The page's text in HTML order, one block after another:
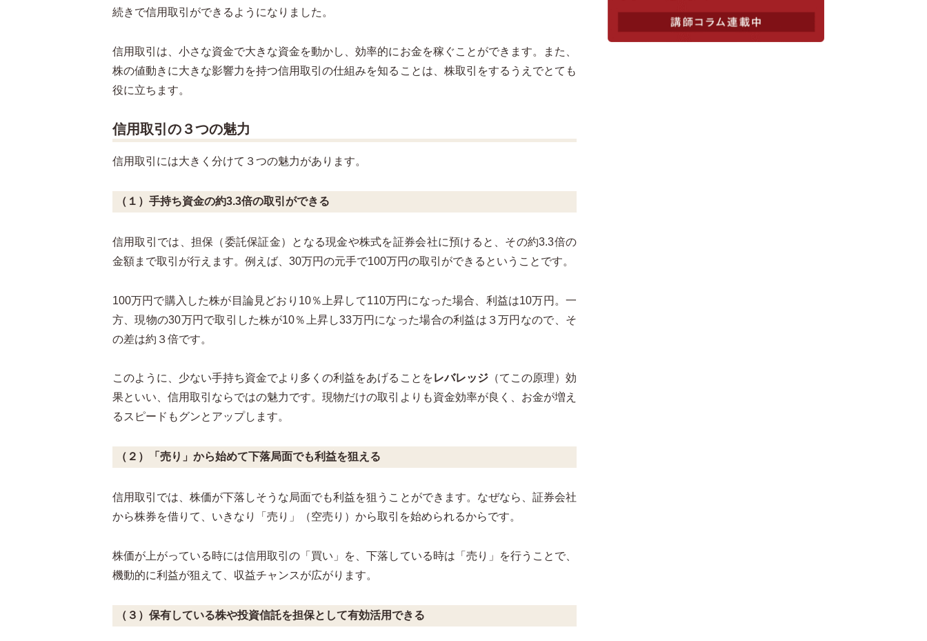
続きで信用取引ができるようになりました。
信用取引は、小さな資金で大きな資金を動かし、効率的にお金を稼ぐことができます。また、
株の値動きに大きな影響力を持つ信用取引の仕組みを知ることは、株取引をするうえでとても
役に立ちます。
信用取引の３つの魅力
信用取引には大きく分けて３つの魅力があります。
（１）手持ち資金の約3.3倍の取引ができる
信用取引では、担保（委託保証金）となる現金や株式を証券会社に預けると、その約3.3倍の
金額まで取引が行えます。例えば、30万円の元手で100万円の取引ができるということです。
100万円で購入した株が目論見どおり10％上昇して110万円になった場合、利益は10万円。一
方、現物の30万円で取引した株が10％上昇し33万円になった場合の利益は３万円なので、そ
の差は約３倍です。
このように、少ない手持ち資金でより多くの利益をあげることをレバレッジ（てこの原理）効
果といい、信用取引ならではの魅力です。現物だけの取引よりも資金効率が良く、お金が増え
るスピードもグンとアップします。
（２）「売り」から始めて下落局面でも利益を狙える
信用取引では、株価が下落しそうな局面でも利益を狙うことができます。なぜなら、証券会社
から株券を借りて、いきなり「売り」（空売り）から取引を始められるからです。
株価が上がっている時には信用取引の「買い」を、下落している時は「売り」を行うことで、
機動的に利益が狙えて、収益チャンスが広がります。
（３）保有している株や投資信託を担保として有効活用できる